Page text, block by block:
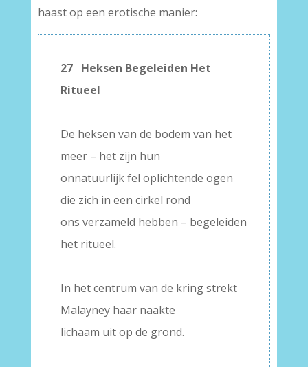
haast op een erotische manier:
27 Heksen Begeleiden Het
Ritueel
De heksen van de bodem van het
meer – het zijn hun
onnatuurlijk fel oplichtende ogen
die zich in een cirkel rond
ons verzameld hebben – begeleiden
het ritueel.
In het centrum van de kring strekt
Malayney haar naakte
lichaam uit op de grond.